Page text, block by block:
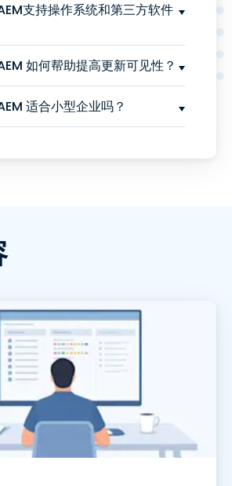
支持操作系统和第三方软件
如何帮助提高更新可见性？
适合小型企业吗？